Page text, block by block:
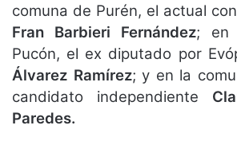
comuna de Purén, el actual
Fran Barbieri Fernández; en
Pucón, el ex diputado por
Álvarez Ramírez; y en la
candidato independiente
Paredes.